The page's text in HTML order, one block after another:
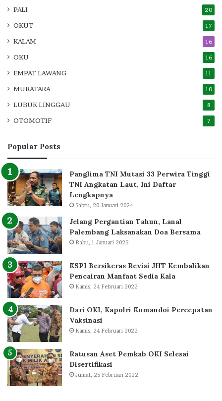
PALI 20
OKUT 17
KALAM 16
OKU 16
EMPAT LAWANG 11
MURATARA 10
LUBUK LINGGAU 8
OTOMOTIF 7
Popular Posts
Panglima TNI Mutasi 33 Perwira Tinggi
TNI Angkatan Laut, Ini Daftar
Lengkapnya
Sabtu, 20 Januari 2024
Jelang Pergantian Tahun, Lanal
Palembang Laksanakan Doa Bersama
Rabu, 1 Januari 2025
KSPI Bersikeras Revisi JHT Kembalikan
Pencairan Manfaat Sedia Kala
Kamis, 24 Februari 2022
Dari OKI, Kapolri Komandoi Percepatan
Vaksinasi
Kamis, 24 Februari 2022
Ratusan Aset Pemkab OKI Selesai
Disertifikasi
Jumat, 25 Februari 2022